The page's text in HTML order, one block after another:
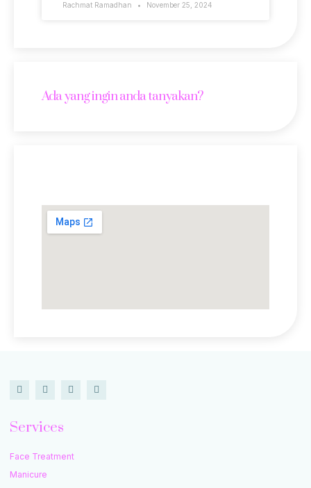
Rachmat Ramadhan November 25, 2024
Ada yang ingin anda tanyakan?
Services
Face Treatment
Manicure